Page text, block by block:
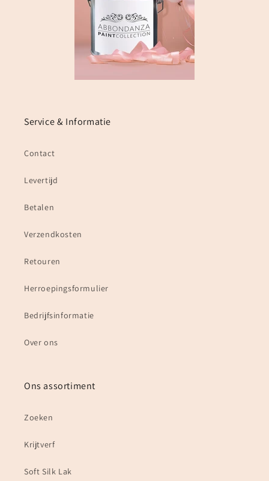
Service & Informatie
Contact
Levertijd
Betalen
Verzendkosten
Retouren
Herroepingsformulier
Bedrijfsinformatie
Over ons
Ons assortiment
Zoeken
Krijtverf
Soft Silk Lak